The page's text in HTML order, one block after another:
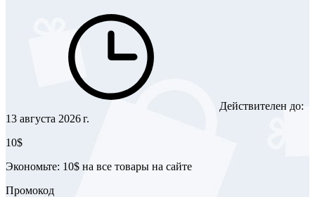
Действителен до:
13 августа 2026 г.
10$
Экономьте: 10$ на все товары на сайте
Промокод